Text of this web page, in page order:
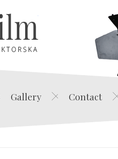
Edwin Film Agencja Aktorska
Gallery Contact